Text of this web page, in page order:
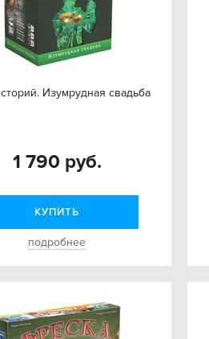
Изумрудная свадьба
1 790 руб.
КУПИТЬ
подробнее